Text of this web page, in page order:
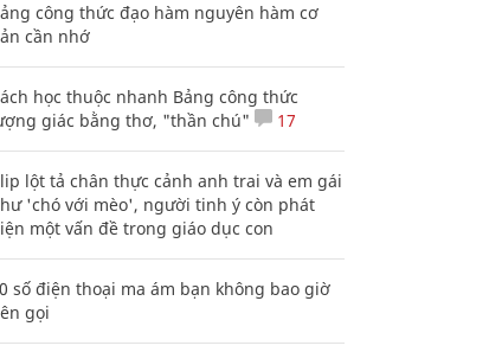
công thức đạo hàm nguyên hàm cơ
cần nhớ
học thuộc nhanh Bảng công thức
giác bằng thơ, "thần chú"
17
lột tả chân thực cảnh anh trai và em gái
'chó với mèo', người tinh ý còn phát
một vấn đề trong giáo dục con
số điện thoại ma ám bạn không bao giờ
gọi